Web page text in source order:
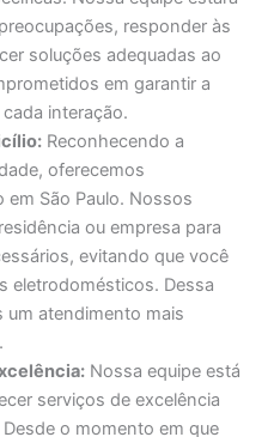
responder às
soluções adequadas ao
em garantir a
interação.
Reconhecendo a
oferecemos
São Paulo. Nossos
ou empresa para
evitando que você
eletrodomésticos. Dessa
atendimento mais
Nossa equipe está
serviços de excelência
o momento em que